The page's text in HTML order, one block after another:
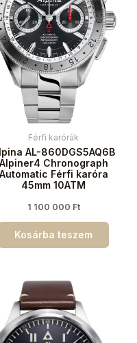
Férfi karórák
AL-860DGS5AQ6B
Alpiner4 Chronograph
Automatic Férfi karóra
45mm 10ATM
1 100 000 Ft
Kosárba teszem